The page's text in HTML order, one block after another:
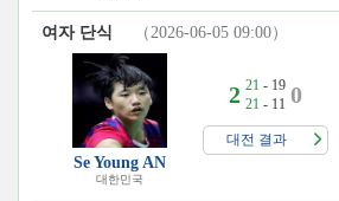
여자 단식 （2026-06-05 09:00）
Se Young AN
대한민국
2 21 - 19
21 - 11 0
대전 결과